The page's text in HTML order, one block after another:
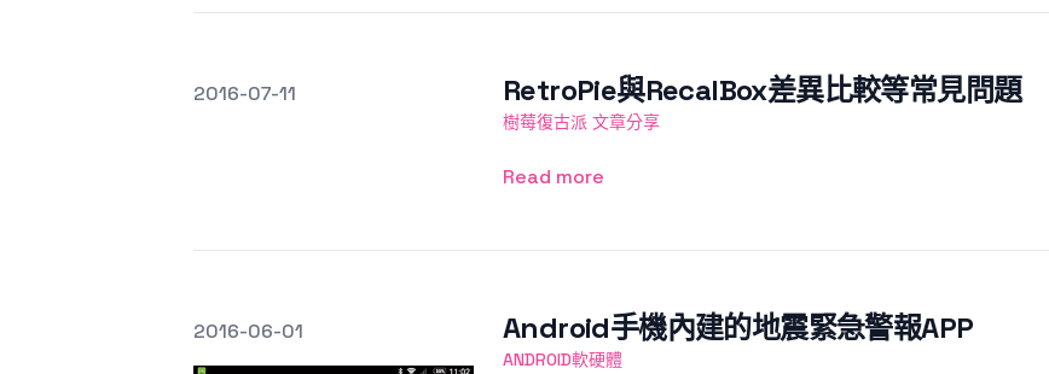
發文於
2016-07-11
RetroPie與RecalBox差異比較等常見問題
樹莓復古派 文章分享
Read more
發文於
2016-06-01
Featured Image
Android手機內建的地震緊急警報APP
ANDROID軟硬體